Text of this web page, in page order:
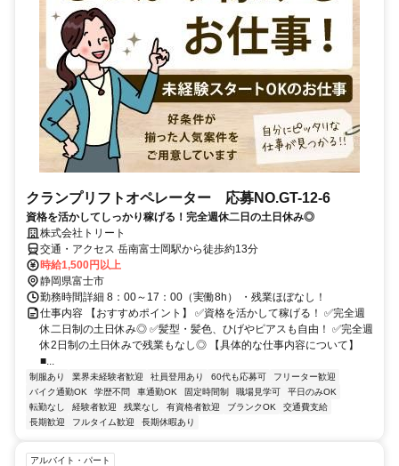
クランプリフトオペレーター 応募NO.GT-12-6
資格を活かしてしっかり稼げる！完全週休二日の土日休み◎
株式会社トリート
交通・アクセス 岳南富士岡駅から徒歩約13分
時給1,500円以上
静岡県富士市
勤務時間詳細 8：00～17：00（実働8h） ・残業ほぼなし！
仕事内容 【おすすめポイント】 ✅資格を活かして稼げる！ ✅完全週
休二日制の土日休み◎ ✅髪型・髪色、ひげやピアスも自由！ ✅完全週
休2日制の土日休みで残業もなし◎ 【具体的な仕事内容について】
■...
制服あり 業界未経験者歓迎 社員登用あり 60代も応募可
フリーター歓迎
バイク通勤OK
学歴不問 車通勤OK 固定時間制 職場見学可
平日のみOK
転勤なし
経験者歓迎 残業なし 有資格者歓迎 ブランクOK
交通費支給
長期歓迎
フルタイム歓迎 長期休暇あり
アルバイト・パート